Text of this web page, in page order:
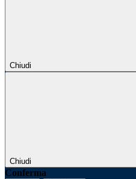
Chiudi
Chiudi
Conferma